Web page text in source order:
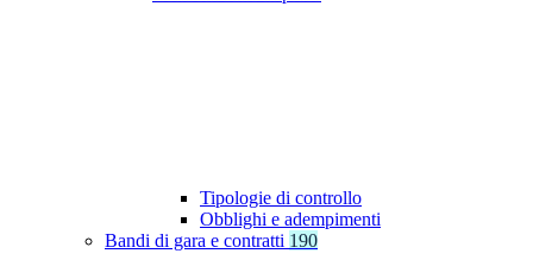
Tipologie di controllo
Obblighi e adempimenti
Bandi di gara e contratti 190